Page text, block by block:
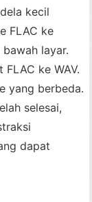
kecil
FLAC ke
layar.
ke WAV.
yang berbeda.
selesai,
dapat